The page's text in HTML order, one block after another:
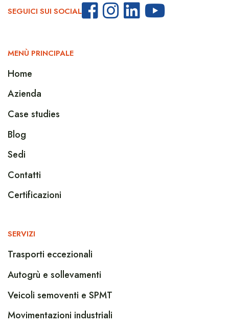
SEGUICI SUI SOCIAL
MENÙ PRINCIPALE
Home
Azienda
Case studies
Blog
Sedi
Contatti
Certificazioni
SERVIZI
Trasporti eccezionali
Autogrù e sollevamenti
Veicoli semoventi e SPMT
Movimentazioni industriali